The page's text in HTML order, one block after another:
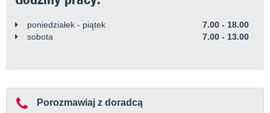
poniedziałek - piątek
7.00 - 18.00
sobota
7.00 - 13.00
Porozmawiaj z doradcą